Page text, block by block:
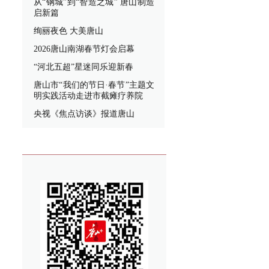
从“钢城”到“智造之城” 唐山制造
启新篇
绚丽夜色 大美唐山
2026唐山南湖春节灯会启幕
“河北五超”星迷同乐迎新春
唐山市“我们的节日·春节”主题文
明实践活动走进市截瘫疗养院
央视《焦点访谈》报道唐山